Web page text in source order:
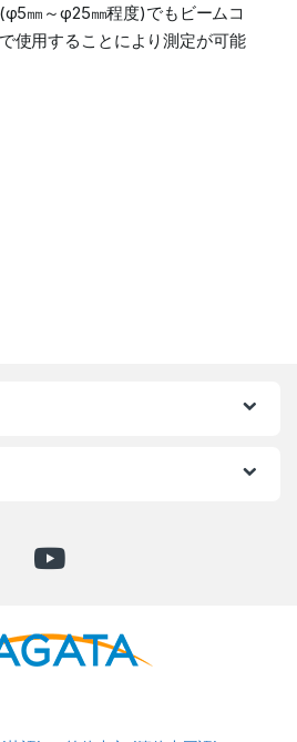
㎜～φ25㎜程度)でもビームコ
使用することにより測定が可能